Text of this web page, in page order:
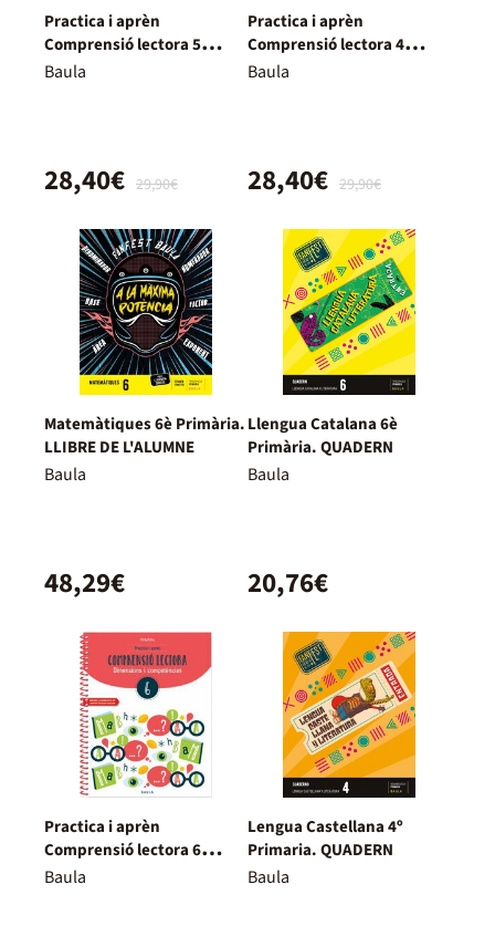
Practica i aprèn
Comprensió lectora 5
Primària
Baula
29,90€
28,40€
Practica i aprèn
Comprensió lectora 4
Primària
Baula
29,90€
28,40€
Matemàtiques 6è Primària.
LLIBRE DE L'ALUMNE
Baula
48,29€
Llengua Catalana 6è
Primària. QUADERN
Baula
20,76€
Practica i aprèn
Comprensió lectora 6
Primària
Baula
Lengua Castellana 4º
Primaria. QUADERN
Baula